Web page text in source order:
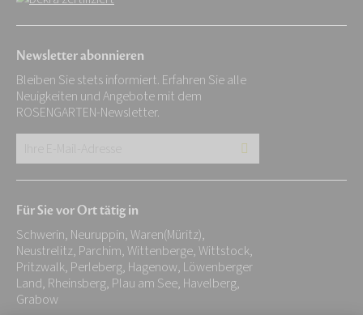
Newsletter abonnieren
Bleiben Sie stets informiert. Erfahren Sie alle
Neuigkeiten und Angebote mit dem
ROSENGARTEN-Newsletter.
E-
Adresse:
*
Für Sie vor Ort tätig in
Schwerin, Neuruppin, Waren(Müritz),
Neustrelitz, Parchim, Wittenberge, Wittstock,
Pritzwalk, Perleberg, Hagenow, Löwenberger
Land, Rheinsberg, Plau am See, Havelberg,
Grabow